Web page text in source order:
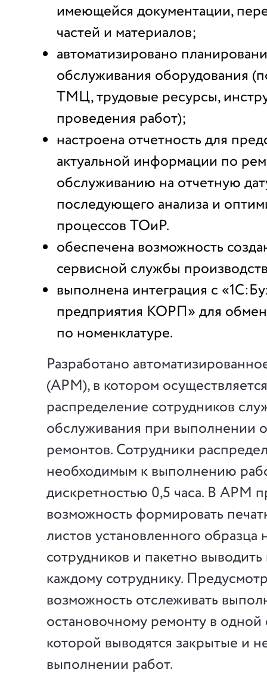
имеющейся документации,
частей и материалов;
автоматизировано
обслуживания оборудования
ТМЦ, трудовые ресурсы,
проведения работ);
настроена отчетность для
актуальной информации по
обслуживанию на отчетную
последующего анализа и
процессов ТОиР.
обеспечена возможность
сервисной службы
выполнена интеграция с
предприятия КОРП» для
по номенклатуре.
Разработано
(АРМ), в котором
распределение сотрудников
обслуживания при выполнении
ремонтов. Сотрудники
необходимым к выполнению
дискретностью 0,5 часа. В АРМ
возможность формировать
листов установленного образца
сотрудников и пакетно
каждому сотруднику.
возможность отслеживать
остановочному ремонту в
которой выводятся закрытые и
выполнении работ.